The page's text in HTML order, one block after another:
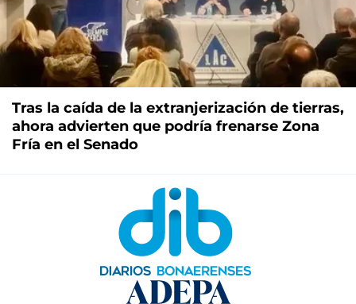
Tras la caída de la extranjerización de tierras,
ahora advierten que podría frenarse Zona
Fría en el Senado